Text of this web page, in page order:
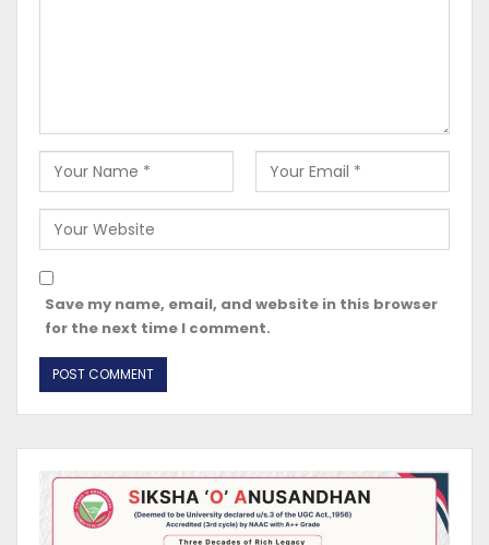
Save my name, email, and website in this browser
for the next time I comment.